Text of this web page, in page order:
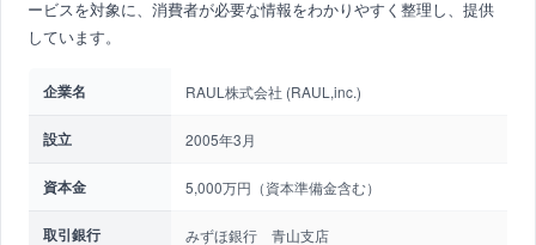
ービスを対象に、消費者が必要な情報をわかりやすく整理し、提供
しています。
企業名 RAUL株式会社 (RAUL,inc.)
設立 2005年3月
資本金 5,000万円（資本準備金含む）
取引銀行 みずほ銀行 青山支店